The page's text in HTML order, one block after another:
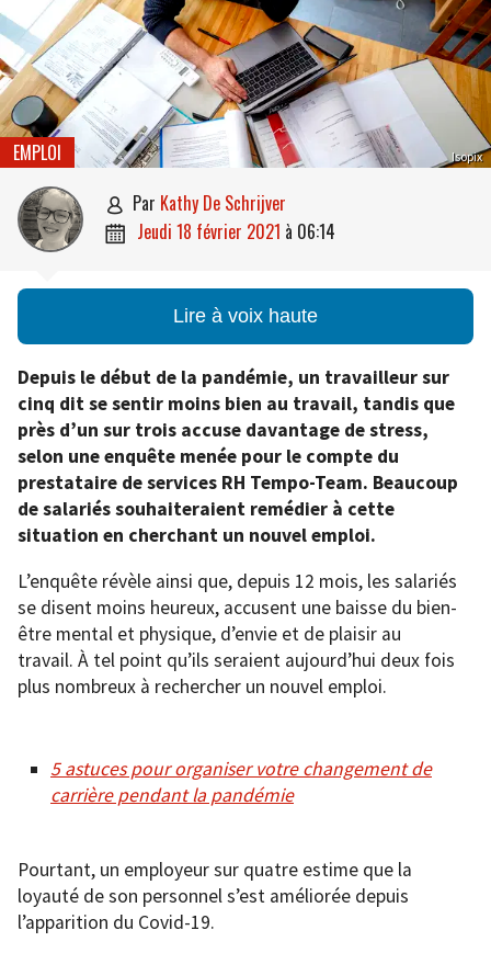
Isopix
EMPLOI
 par Kathy De Schrijver
 jeudi 18 février 2021 à 06:14
Lire à voix haute
Depuis le début de la pandémie, un travailleur sur
cinq dit se sentir moins bien au travail, tandis que
près d’un sur trois accuse davantage de stress,
selon une enquête menée pour le compte du
prestataire de services RH Tempo-Team. Beaucoup
de salariés souhaiteraient remédier à cette
situation en cherchant un nouvel emploi.
L’enquête révèle ainsi que, depuis 12 mois, les salariés
se disent moins heureux, accusent une baisse du bien-
être mental et physique, d’envie et de plaisir au
travail. À tel point qu’ils seraient aujourd’hui deux fois
plus nombreux à rechercher un nouvel emploi.
5 astuces pour organiser votre changement de
carrière pendant la pandémie
Pourtant, un employeur sur quatre estime que la
loyauté de son personnel s’est améliorée depuis
l’apparition du Covid-19.